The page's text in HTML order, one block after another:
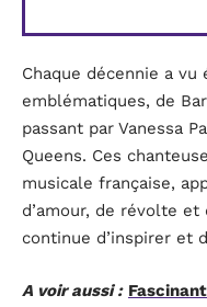
Chaque décennie a
emblématiques, de
passant par Vanessa
Queens. Ces
musicale française,
d’amour, de révolte
continue d’inspirer et
A voir aussi :